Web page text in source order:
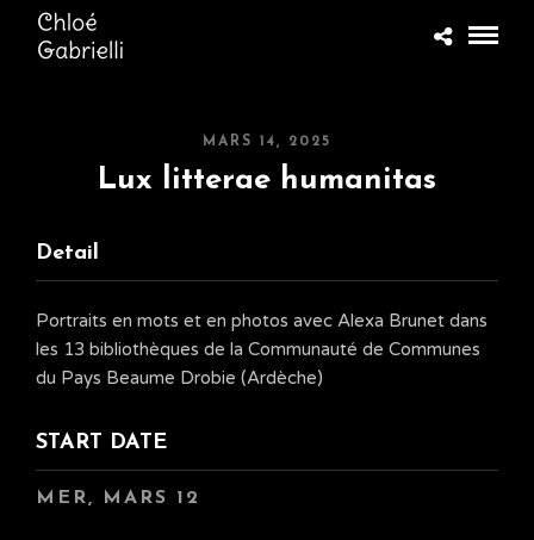
MARS 14, 2025
Lux litterae humanitas
Detail
Portraits en mots et en photos avec Alexa Brunet dans
les 13 bibliothèques de la Communauté de Communes
du Pays Beaume Drobie (Ardèche)
START DATE
MER, MARS 12